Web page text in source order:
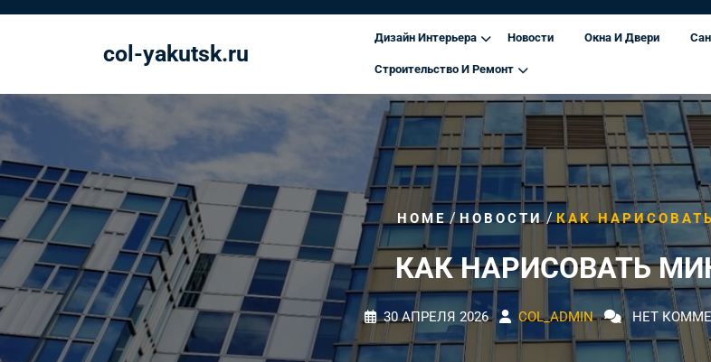
col-yakutsk.ru
Дизайн Интерьера Новости Окна И Двери
Строительство И Ремонт
HOME/НОВОСТИ/КАК
КАК НАРИСОВАТЬ
30 АПРЕЛЯ 2026 COL_ADMIN НЕТ